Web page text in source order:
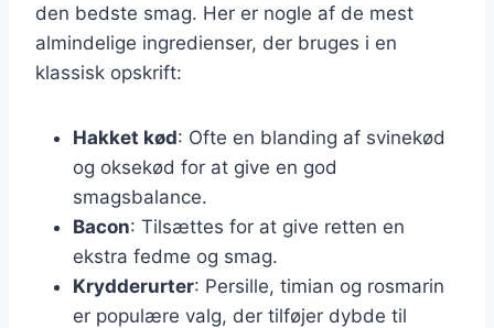
den bedste smag. Her er nogle af de mest
almindelige ingredienser, der bruges i en
klassisk opskrift:
Hakket kød: Ofte en blanding af svinekød
og oksekød for at give en god
smagsbalance.
Bacon: Tilsættes for at give retten en
ekstra fedme og smag.
Krydderurter: Persille, timian og rosmarin
er populære valg, der tilføjer dybde til